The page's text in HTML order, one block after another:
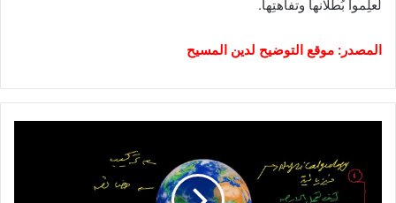
لعلِموا بُطلانها وتفاهتِها.
المصدر: موقع التوضيح لدين المسيح